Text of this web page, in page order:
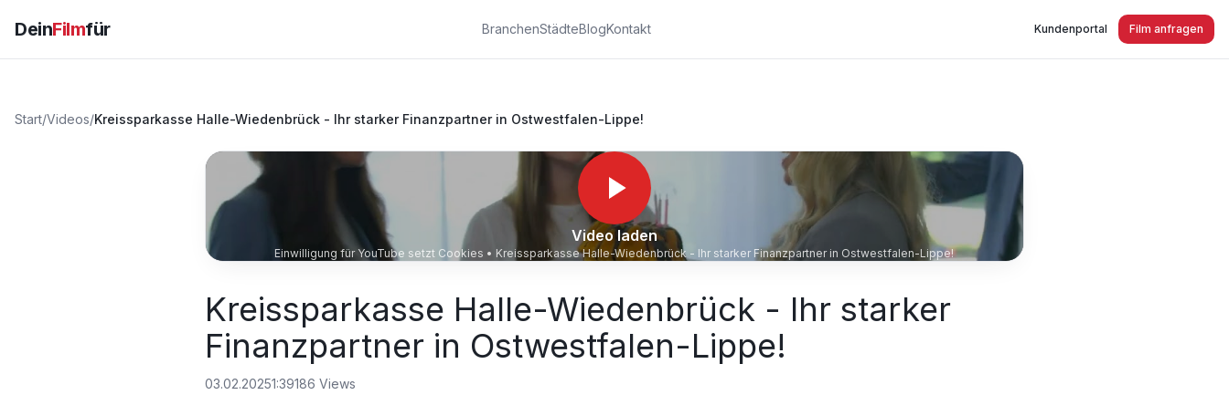
DeinFilmfür BranchenStädteBlogKontakt Kundenportal Film anfragen
Start/Videos/Kreissparkasse Halle-Wiedenbrück - Ihr starker Finanzpartner in Ostwestfalen-Lippe!
Video laden
Einwilligung für YouTube setzt Cookies • Kreissparkasse Halle-Wiedenbrück - Ihr starker Finanzpartner in Ostwestfalen-Lippe!
Kreissparkasse Halle-Wiedenbrück - Ihr starker
Finanzpartner in Ostwestfalen-Lippe!
03.02.20251:39186 Views